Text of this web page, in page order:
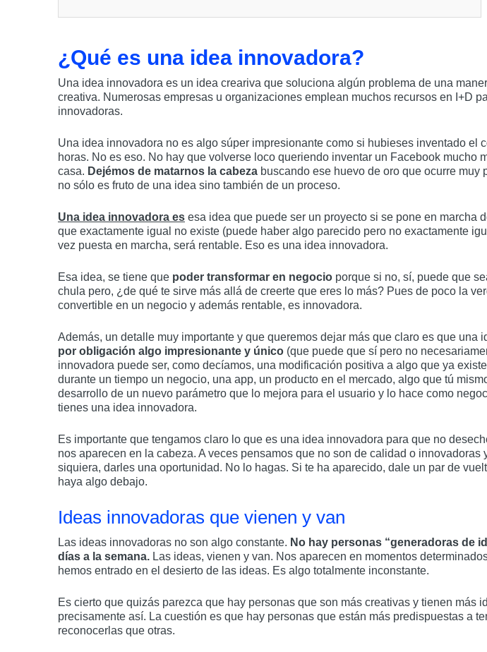
¿Qué es una idea innovadora?
Una idea innovadora es un idea creariva que soluciona algún problema de una
creativa. Numerosas empresas u organizaciones emplean muchos recursos en I+D
innovadoras.
Una idea innovadora no es algo súper impresionante como si hubieses inventado el
horas. No es eso. No hay que volverse loco queriendo inventar un Facebook mucho
casa. Dejémos de matarnos la cabeza buscando ese huevo de oro que ocurre muy
no sólo es fruto de una idea sino también de un proceso.
Una idea innovadora es esa idea que puede ser un proyecto si se pone en marcha
que exactamente igual no existe (puede haber algo parecido pero no exactamente
vez puesta en marcha, será rentable. Eso es una idea innovadora.
Esa idea, se tiene que poder transformar en negocio porque si no, sí, puede que
chula pero, ¿de qué te sirve más allá de creerte que eres lo más? Pues de poco la
convertible en un negocio y además rentable, es innovadora.
Además, un detalle muy importante y que queremos dejar más que claro es que una
por obligación algo impresionante y único (que puede que sí pero no
innovadora puede ser, como decíamos, una modificación positiva a algo que ya
durante un tiempo un negocio, una app, un producto en el mercado, algo que tú
desarrollo de un nuevo parámetro que lo mejora para el usuario y lo hace como
tienes una idea innovadora.
Es importante que tengamos claro lo que es una idea innovadora para que no
nos aparecen en la cabeza. A veces pensamos que no son de calidad o innovadoras
siquiera, darles una oportunidad. No lo hagas. Si te ha aparecido, dale un par de
haya algo debajo.
Ideas innovadoras que vienen y van
Las ideas innovadoras no son algo constante. No hay personas “generadoras de
días a la semana. Las ideas, vienen y van. Nos aparecen en momentos
hemos entrado en el desierto de las ideas. Es algo totalmente inconstante.
Es cierto que quizás parezca que hay personas que son más creativas y tienen más
precisamente así. La cuestión es que hay personas que están más predispuestas a
reconocerlas que otras.